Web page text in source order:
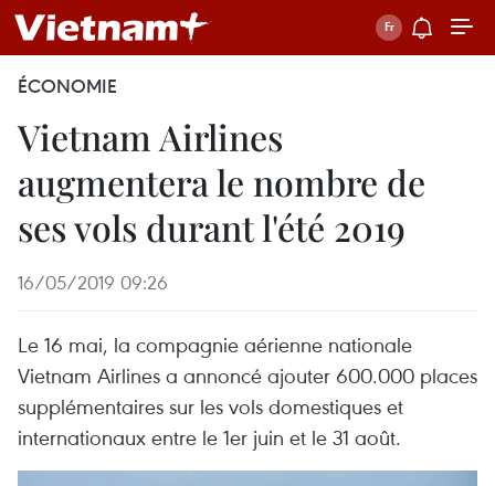
ÉCONOMIE
Vietnam Airlines
augmentera le nombre de
ses vols durant l'été 2019
16/05/2019 09:26
Le 16 mai, la compagnie aérienne nationale
Vietnam Airlines a annoncé ajouter 600.000 places
supplémentaires sur les vols domestiques et
internationaux entre le 1er juin et le 31 août.